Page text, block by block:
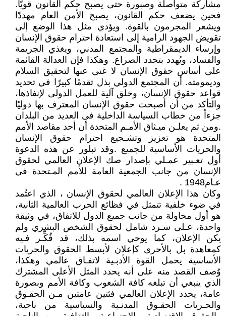
مشاركة متواصلة وصبورة حتى يصبح حكم القانون قويًا.
فحين يضعف حكم القانون، يصبح الأمن العام مهددًا
ويشعر المجرمون بالقوة. ويؤدي مثل هذا الوضع إلى
تقويض الجهود الرامية إلى استعادة احترام حقوق الإنسان
وإرساء الديمقراطية والمجتمع المدني، ويغذي الجريمة
والفساد، ويُهدد بتجدد الصراع. وهكذا فإن العدالة القائمة
على أساس حقوق الإنسان لا غنى عنها لتحقيق السلام
وديمومته. أن المجتمع الدولي بذل تقدمًا كبيرًا في تحديد
قواعد حقوق الإنسان، وخلق آلية للعمل الدولى لإنفاذها،
والتأكد من أن أصبحت حقوق الإنسان المعترف بها دوليًا
جزءاً من خطاب السياسة الداخلية فى العديد من البلدان
.ومن ثم يعلـن ميـثاق الأمـم المتحدة أن أحد مقاصد الأمم
المتحدة هو تعزيز وتشـجيع احترام حقوق الإنسان
والحريات الأساسية للجميع .وقد تبلور عن هذه الدعوة
أول تعـبير عمـلي بإصدار صك الإعلان العالمي لحقوق
الإنسان من جانب الجمعية العامة للأمم المـتحدة في
عـام1948 .
وكان هذا الإعلان العالمي لحقوق الإنسان ، الذي اعتُمد
في ضوء خلفية تتمثل في فظائع الحرب العالمية الثانية،
هو أول محاولة من جانب جميع الدول للاتفاق، في وثيقة
واحدة، عـلى سـرد شامل لحقوق الشخص البشري ولم
يكن الإعلان، كما يوحي اسمه بذلك، قد فُكِّـر فـيه
كمعاهدة بل بالأحرى كإعلان لأبسط الحقوق والحريات
الأساسية يحمل القوة الأدبـية لاتفـاق عالمي وهكذا،
وُصف القصد منه على أنه يحدد المثل الأعلى المشترك
الذي ينبغي أن تبلغه كافة الشعوب وكافة الأمم وبصورة
عامة، يحدد الإعلان العالمي فئتين عامتين مـن الحقـوق
والحـريات الحقـوق المدنـية والسياسية من ناحية،